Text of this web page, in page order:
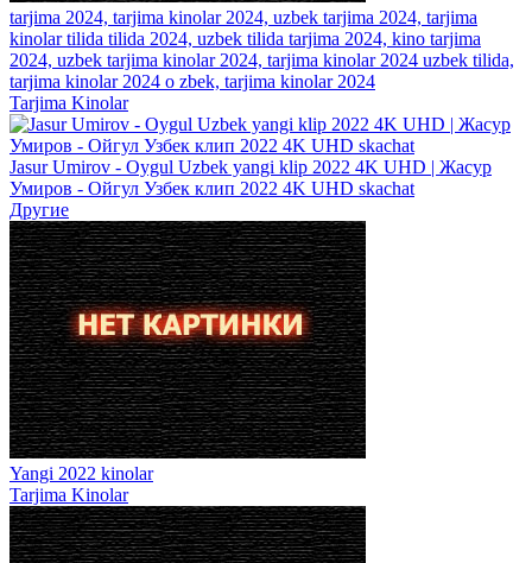
tarjima 2024, tarjima kinolar 2024, uzbek tarjima 2024, tarjima
kinolar tilida tilida 2024, uzbek tilida tarjima 2024, kino tarjima
2024, uzbek tarjima kinolar 2024, tarjima kinolar 2024 uzbek tilida,
tarjima kinolar 2024 o zbek, tarjima kinolar 2024
Tarjima Kinolar
Jasur Umirov - Oygul Uzbek yangi klip 2022 4K UHD | Жасур
Умиров - Ойгул Узбек клип 2022 4K UHD skachat
Другие
Yangi 2022 kinolar
Tarjima Kinolar